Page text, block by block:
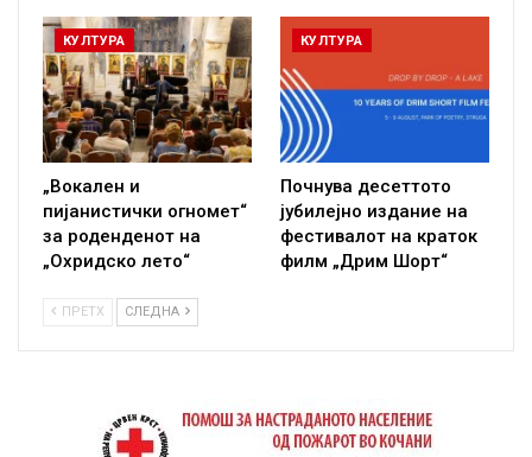
КУЛТУРА
„Вокален и
пијанистички огномет“
за роденденот на
„Охридско лето“
КУЛТУРА
Почнува десеттото
јубилејно издание на
фестивалот на краток
филм „Дрим Шорт“
ПРЕТХ СЛЕДНА